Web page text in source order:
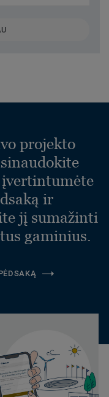
projekto
įvertintumėte
ir
jį sumažinti
gaminius.